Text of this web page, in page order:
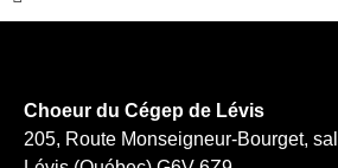
Choeur du Cégep de Lévis
205, Route Monseigneur-Bourget,